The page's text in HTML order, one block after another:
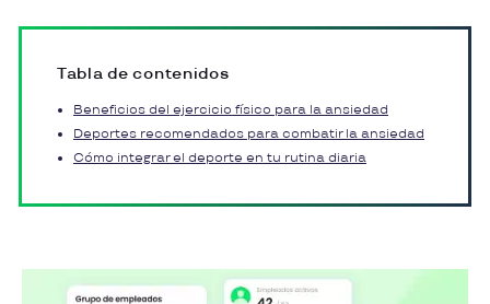
Tabla de contenidos
Beneficios del ejercicio físico para la ansiedad
Deportes recomendados para combatir la ansiedad
Cómo integrar el deporte en tu rutina diaria